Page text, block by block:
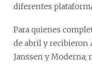
diferentes
Para quienes
de abril y recibieron
Janssen y Moderna;